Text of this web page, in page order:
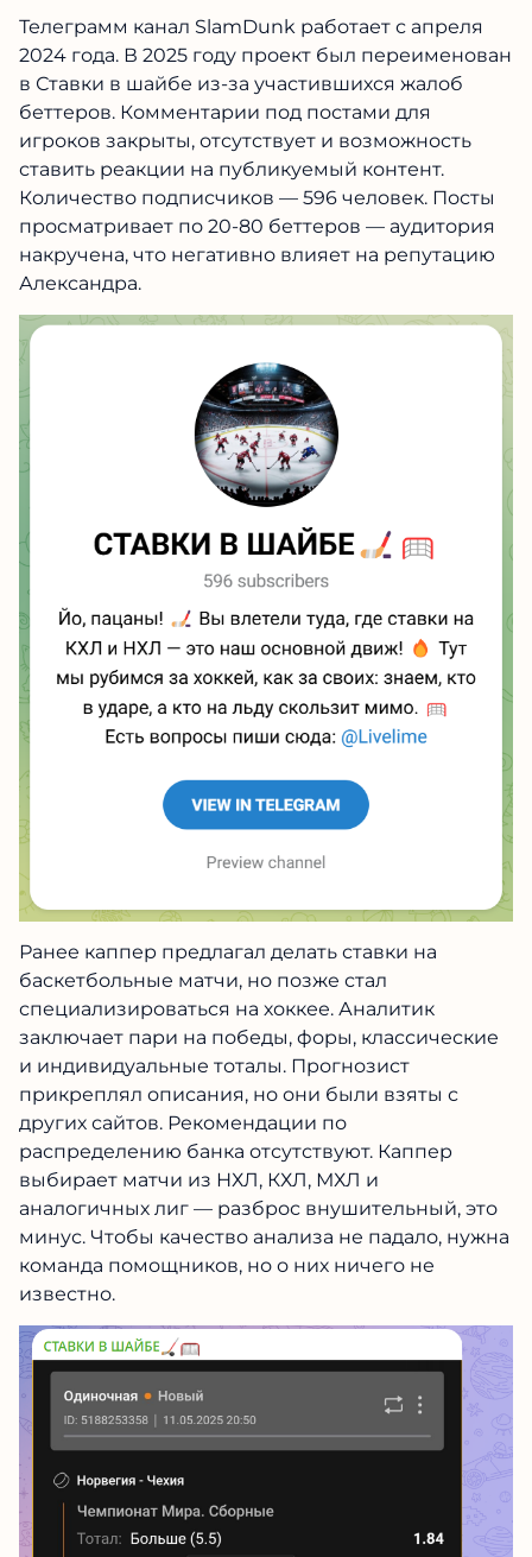
Телеграмм канал SlamDunk работает с апреля
2024 года. В 2025 году проект был переименован
в Ставки в шайбе из-за участившихся жалоб
беттеров. Комментарии под постами для
игроков закрыты, отсутствует и возможность
ставить реакции на публикуемый контент.
Количество подписчиков — 596 человек. Посты
просматривает по 20-80 беттеров — аудитория
накручена, что негативно влияет на репутацию
Александра.
Ранее каппер предлагал делать ставки на
баскетбольные матчи, но позже стал
специализироваться на хоккее. Аналитик
заключает пари на победы, форы, классические
и индивидуальные тоталы. Прогнозист
прикреплял описания, но они были взяты с
других сайтов. Рекомендации по
распределению банка отсутствуют. Каппер
выбирает матчи из НХЛ, КХЛ, МХЛ и
аналогичных лиг — разброс внушительный, это
минус. Чтобы качество анализа не падало, нужна
команда помощников, но о них ничего не
известно.